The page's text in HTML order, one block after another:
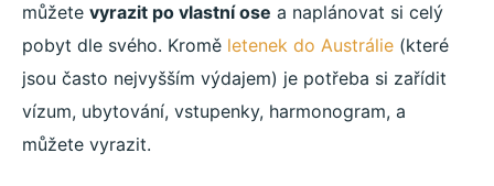
můžete vyrazit po vlastní ose a naplánovat si celý
pobyt dle svého. Kromě letenek do Austrálie (které
jsou často nejvyšším výdajem) je potřeba si zařídit
vízum, ubytování, vstupenky, harmonogram, a
můžete vyrazit.